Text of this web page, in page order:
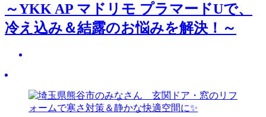
～YKK AP マドリモ プラマードUで、
冷え込み＆結露のお悩みを解決！～